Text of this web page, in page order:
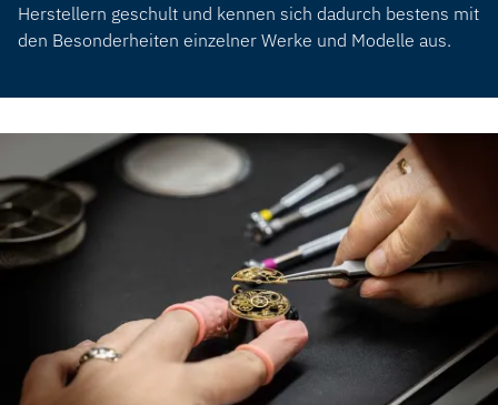
Herstellern geschult und kennen sich dadurch bestens mit
den Besonderheiten einzelner Werke und Modelle aus.